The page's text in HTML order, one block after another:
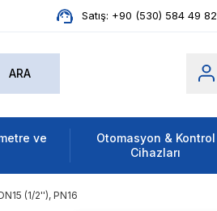
Satış: +90 (530) 584 49 82
ve
Otomasyon & Kontrol
Cihazları
(1/2''), PN16